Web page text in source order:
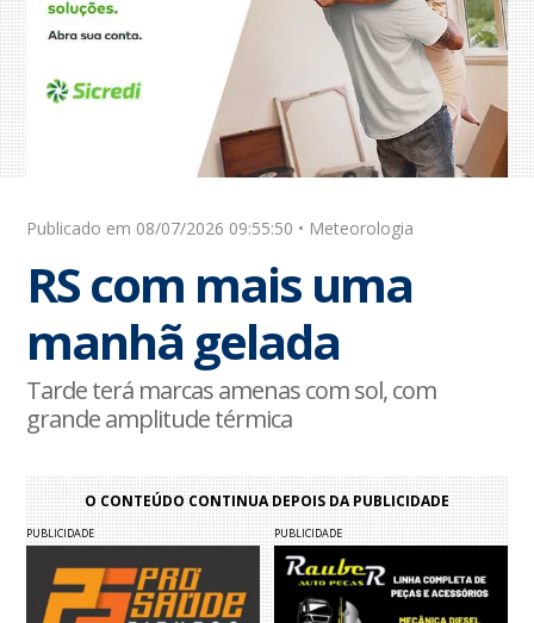
Publicado em 08/07/2026 09:55:50 • Meteorologia
RS com mais uma
manhã gelada
Tarde terá marcas amenas com sol, com
grande amplitude térmica
O CONTEÚDO CONTINUA DEPOIS DA PUBLICIDADE
PUBLICIDADE PUBLICIDADE